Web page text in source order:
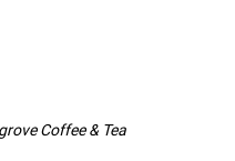
Coffee & Tea